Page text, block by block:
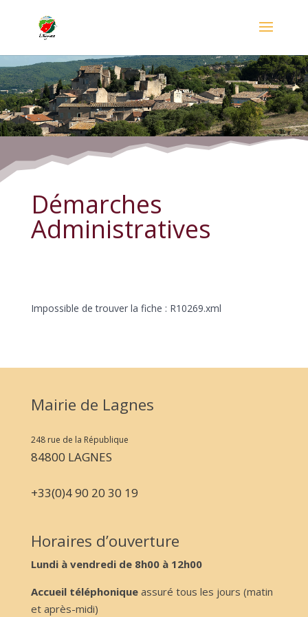
Démarches Administratives
Démarches
Administratives
Impossible de trouver la fiche : R10269.xml
Mairie de Lagnes
248 rue de la République
84800 LAGNES
+33(0)4 90 20 30 19
Horaires d’ouverture
Lundi à vendredi de 8h00 à 12h00
Accueil téléphoniqueassuré tous les jours (matin
et après-midi)